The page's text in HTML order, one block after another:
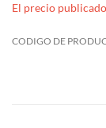
El precio publicado
CODIGO DE